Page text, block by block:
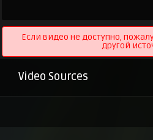
Если видео не доступно,
другой
Video Sources